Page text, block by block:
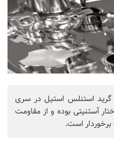
از انواع گرید استنلس استیل در سری
آستنیتی بوده و از مقاومت
است.